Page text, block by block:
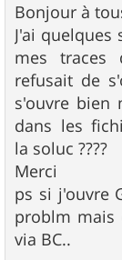
s
s
a
g
e
Bonjour à
J'ai
mes traces
refusait de
s'ouvre bien
dans les
la soluc ????
Merci
ps si j'ouvre
problm mais
via BC..